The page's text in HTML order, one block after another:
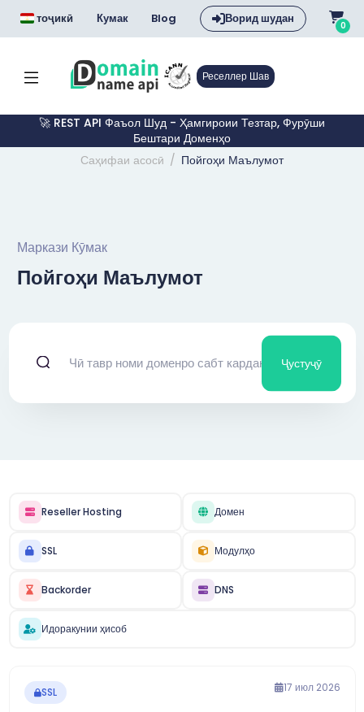
тоҷикӣ Кумак Blog Ворид шудан 0
Реселлер Шав
🚀 REST API Фаъол Шуд - Ҳамгироии Тезтар, Фурӯши
Бештари Доменҳо
Саҳифаи асосӣ
Пойгоҳи Маълумот
Маркази Кӯмак
Пойгоҳи Маълумот
Ҷустуҷӯ
Reseller Hosting Домен
SSL Модулҳо
Backorder DNS
Идоракунии ҳисоб
SSL 17 июл 2026